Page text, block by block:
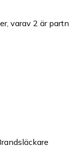
varav 2 är